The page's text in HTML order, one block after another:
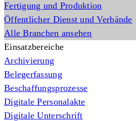
Fertigung und Produktion
Öffentlicher Dienst und Verbände
Alle Branchen ansehen
Einsatzbereiche
Archivierung
Belegerfassung
Beschaffungsprozesse
Digitale Personalakte
Digitale Unterschrift